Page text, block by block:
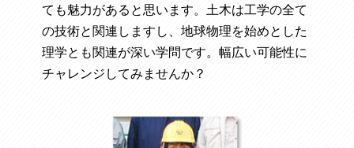
ても魅力があると思います。土木は工学の全て
の技術と関連しますし、地球物理を始めとした
理学とも関連が深い学問です。幅広い可能性に
チャレンジしてみませんか？